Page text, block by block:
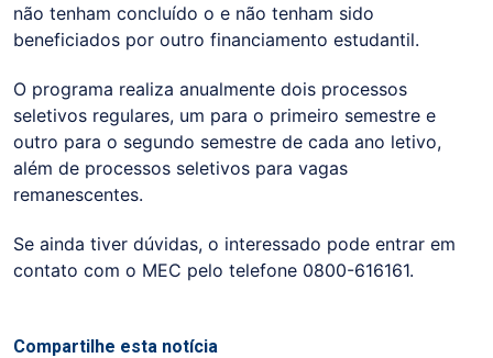
não tenham concluído o e não tenham sido
beneficiados por outro financiamento estudantil.
O programa realiza anualmente dois processos
seletivos regulares, um para o primeiro semestre e
outro para o segundo semestre de cada ano letivo,
além de processos seletivos para vagas
remanescentes.
Se ainda tiver dúvidas, o interessado pode entrar em
contato com o MEC pelo telefone 0800-616161.
Compartilhe esta notícia